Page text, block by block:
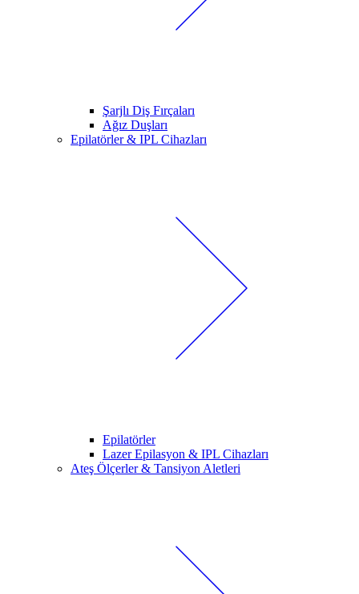
Şarjlı Diş Fırçaları
Ağız Duşları
Epilatörler & IPL Cihazları
Epilatörler
Lazer Epilasyon & IPL Cihazları
Ateş Ölçerler & Tansiyon Aletleri